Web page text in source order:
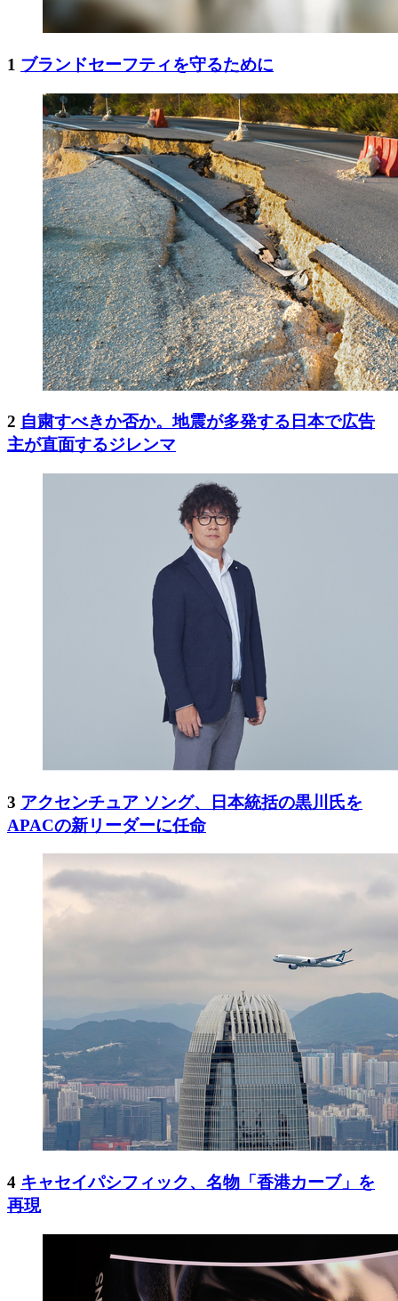
1 ブランドセーフティを守るために
2 自粛すべきか否か。地震が多発する日本で広告
主が直面するジレンマ
3 アクセンチュア ソング、日本統括の黒川氏を
APACの新リーダーに任命
4 キャセイパシフィック、名物「香港カーブ」を
再現